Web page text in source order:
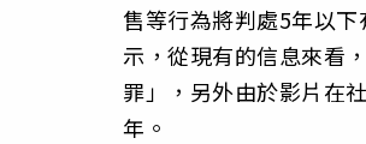
售等行為將判處5年以
示，從現有的信息來看
罪」，另外由於影片在
年。